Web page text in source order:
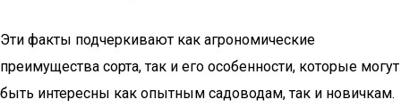
Эти факты подчеркивают как агрономические
преимущества сорта, так и его особенности, которые могут
быть интересны как опытным садоводам, так и новичкам.